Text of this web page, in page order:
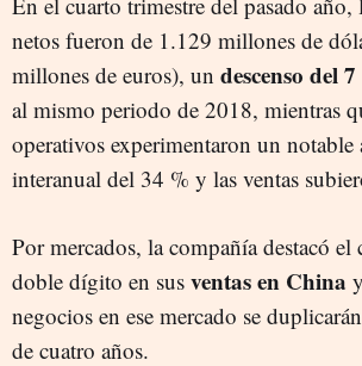
netos fueron de 1.129 millones de
millones de euros), un descenso del
al mismo periodo de 2018, mientras
operativos experimentaron un notable
interanual del 34 % y las ventas
Por mercados, la compañía destacó el
doble dígito en sus ventas en China
negocios en ese mercado se
de cuatro años.